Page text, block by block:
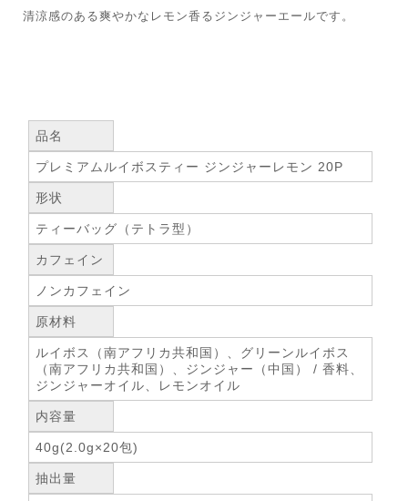
清涼感のある爽やかなレモン香るジンジャーエールです。
品名
プレミアムルイボスティー ジンジャーレモン 20P
形状
ティーバッグ（テトラ型）
カフェイン
ノンカフェイン
原材料
ルイボス（南アフリカ共和国）、グリーンルイボス
（南アフリカ共和国）、ジンジャー（中国） / 香料、
ジンジャーオイル、レモンオイル
内容量
40g(2.0g×20包)
抽出量